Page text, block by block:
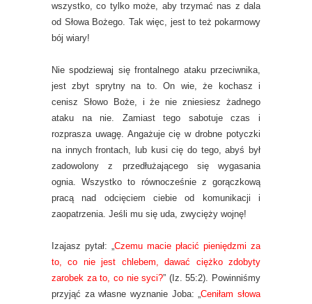
wszystko, co tylko może, aby trzymać nas z dala
od Słowa Bożego. Tak więc, jest to też pokarmowy
bój wiary!
Nie spodziewaj się frontalnego ataku przeciwnika,
jest zbyt sprytny na to. On wie, że kochasz i
cenisz Słowo Boże, i że nie zniesiesz żadnego
ataku na nie. Zamiast tego sabotuje czas i
rozprasza uwagę. Angażuje cię w drobne potyczki
na innych frontach, lub kusi cię do tego, abyś był
zadowolony z przedłużającego się wygasania
ognia. Wszystko to równocześnie z gorączkową
pracą nad odcięciem ciebie od komunikacji i
zaopatrzenia. Jeśli mu się uda, zwycięży wojnę!
Izajasz pytał: „Czemu macie płacić pieniędzmi za
to, co nie jest chlebem, dawać ciężko zdobyty
zarobek za to, co nie syci?” (Iz. 55:2). Powinniśmy
przyjąć za własne wyznanie Joba: „Ceniłam słowa